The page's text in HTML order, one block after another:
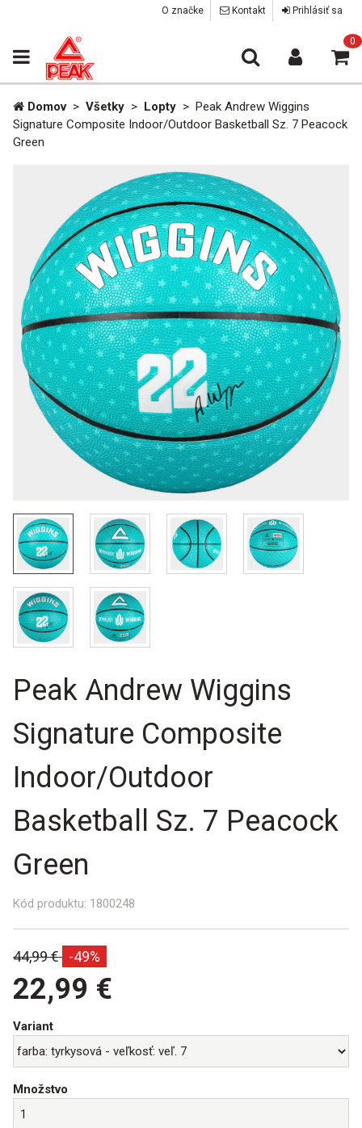
O značke Kontakt Prihlásiť sa
0
Domov > Všetky > Lopty > Peak Andrew Wiggins
Signature Composite Indoor/Outdoor Basketball Sz. 7 Peacock
Green
Peak Andrew Wiggins
Signature Composite
Indoor/Outdoor
Basketball Sz. 7 Peacock
Green
Kód produktu: 1800248
Bežná
44,99 € -49%
22,99 €
Variant
Množstvo